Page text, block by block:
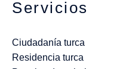
Servicios
Ciudadanía turca
Residencia turca